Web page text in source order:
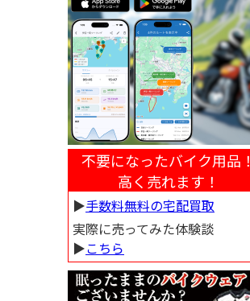
不要になったバイク用品！
高く売れます！
▶︎手数料無料の宅配買取
実際に売ってみた体験談
▶︎こちら